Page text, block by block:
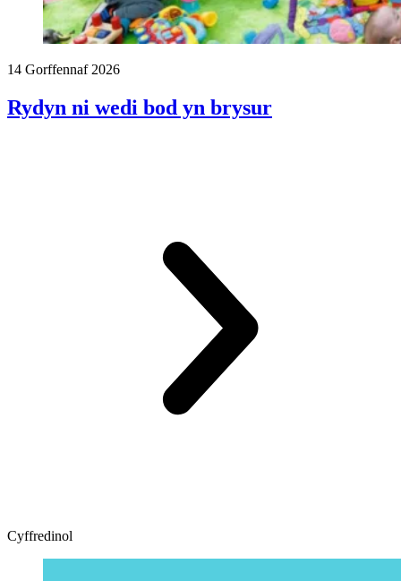
14 Gorffennaf 2026
Rydyn ni wedi bod yn brysur
Cyffredinol